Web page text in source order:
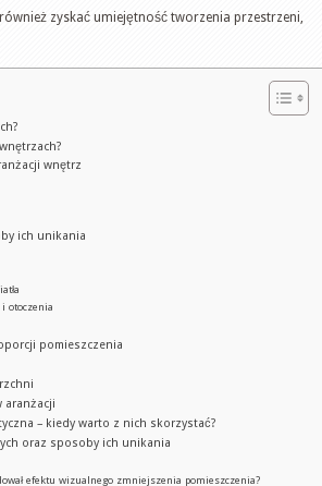
zyskać umiejętność tworzenia przestrzeni,
wnętrz
ich unikania
otoczenia
pomieszczenia
aranżacji
– kiedy warto z nich skorzystać?
oraz sposoby ich unikania
efektu wizualnego zmniejszenia pomieszczenia?